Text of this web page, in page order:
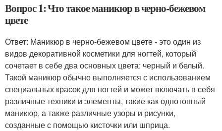
Вопрос 1: Что такое маникюр в черно-бежевом
цвете
Ответ: Маникюр в черно-бежевом цвете - это один из
видов декоративной косметики для ногтей, который
сочетает в себе два основных цвета: черный и белый.
Такой маникюр обычно выполняется с использованием
специальных красок для ногтей и может включать в себя
различные техники и элементы, такие как однотонный
маникюр, а также различные узоры и рисунки,
созданные с помощью кисточки или шприца.